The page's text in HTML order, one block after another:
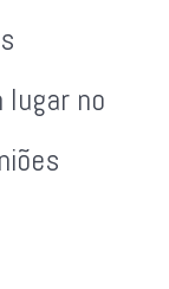
lugar no